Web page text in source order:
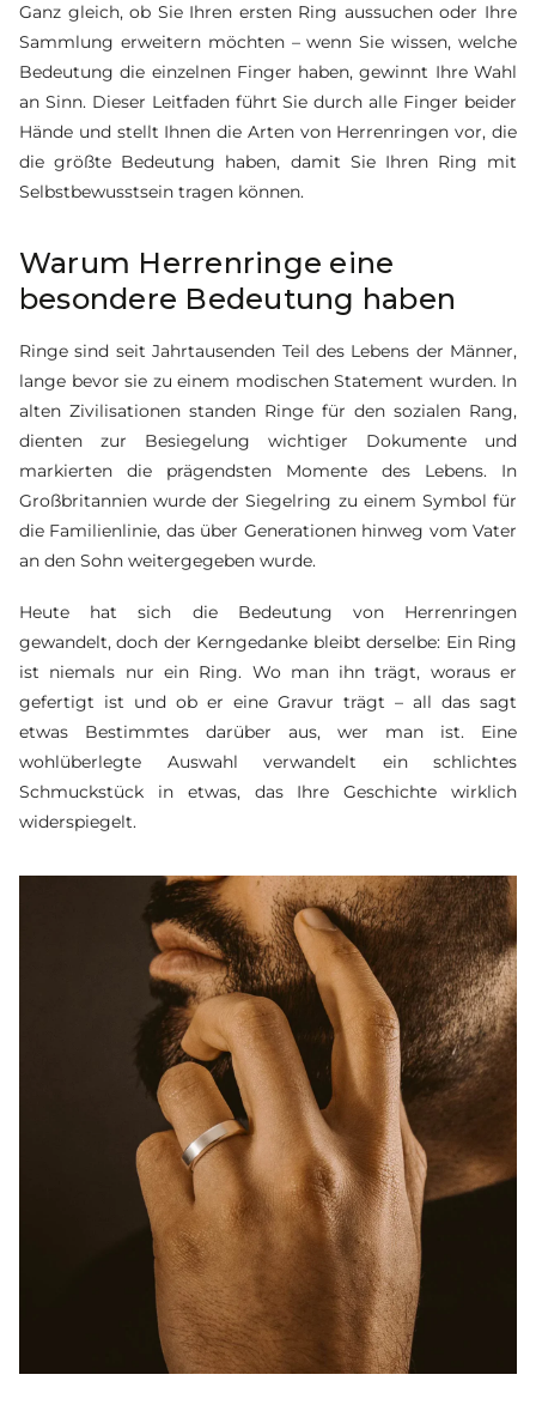
Ganz gleich, ob Sie Ihren ersten Ring aussuchen oder Ihre
Sammlung erweitern möchten – wenn Sie wissen, welche
Bedeutung die einzelnen Finger haben, gewinnt Ihre Wahl
an Sinn. Dieser Leitfaden führt Sie durch alle Finger beider
Hände und stellt Ihnen die Arten von Herrenringen vor, die
die größte Bedeutung haben, damit Sie Ihren Ring mit
Selbstbewusstsein tragen können.
Warum Herrenringe eine
besondere Bedeutung haben
Ringe sind seit Jahrtausenden Teil des Lebens der Männer,
lange bevor sie zu einem modischen Statement wurden. In
alten Zivilisationen standen Ringe für den sozialen Rang,
dienten zur Besiegelung wichtiger Dokumente und
markierten die prägendsten Momente des Lebens. In
Großbritannien wurde der Siegelring zu einem Symbol für
die Familienlinie, das über Generationen hinweg vom Vater
an den Sohn weitergegeben wurde.
Heute hat sich die Bedeutung von Herrenringen
gewandelt, doch der Kerngedanke bleibt derselbe: Ein Ring
ist niemals nur ein Ring. Wo man ihn trägt, woraus er
gefertigt ist und ob er eine Gravur trägt – all das sagt
etwas Bestimmtes darüber aus, wer man ist. Eine
wohlüberlegte Auswahl verwandelt ein schlichtes
Schmuckstück in etwas, das Ihre Geschichte wirklich
widerspiegelt.